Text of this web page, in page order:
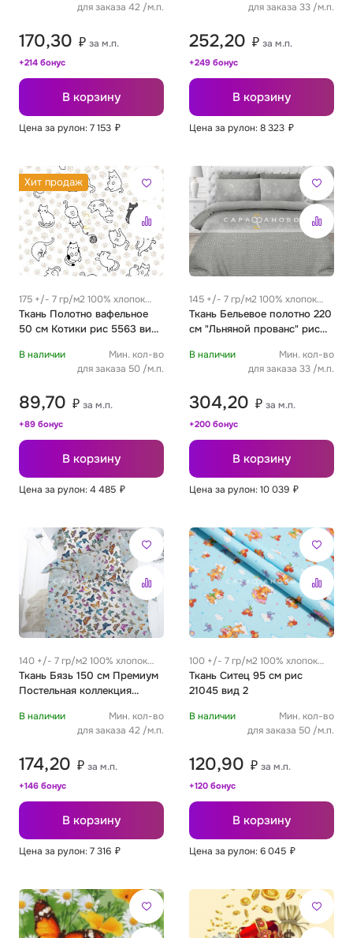
для заказа 42 /м.п.
170,30 ₽ за м.п.
+214 бонус
В корзину
Цена за рулон: 7 153 ₽
для заказа 33 /м.п.
252,20 ₽ за м.п.
+249 бонус
В корзину
Цена за рулон: 8 323 ₽
Хит продаж
175 +/- 7 гр/м2 100% хлопок
0.35 м
Ткань Полотно вафельное
50 см Котики рис 5563 вид
В наличии
Мин. кол-во
для заказа 50 /м.п.
89,70 ₽ за м.п.
+89 бонус
В корзину
Цена за рулон: 4 485 ₽
145 +/- 7 гр/м2 100% хлопок
0.25 м
Ткань Бельевое полотно 220
см "Льняной прованс" рис
В наличии
Мин. кол-во
для заказа 33 /м.п.
304,20 ₽ за м.п.
+200 бонус
В корзину
Цена за рулон: 10 039 ₽
140 +/- 7 гр/м2 100% хлопок
0.27 м
Ткань Бязь 150 см Премиум
Постельная коллекция
В наличии
Мин. кол-во
для заказа 42 /м.п.
174,20 ₽ за м.п.
+146 бонус
В корзину
Цена за рулон: 7 316 ₽
100 +/- 7 гр/м2 100% хлопок
0.19 м
Ткань Ситец 95 см рис
21045 вид 2
В наличии
Мин. кол-во
для заказа 50 /м.п.
120,90 ₽ за м.п.
+120 бонус
В корзину
Цена за рулон: 6 045 ₽